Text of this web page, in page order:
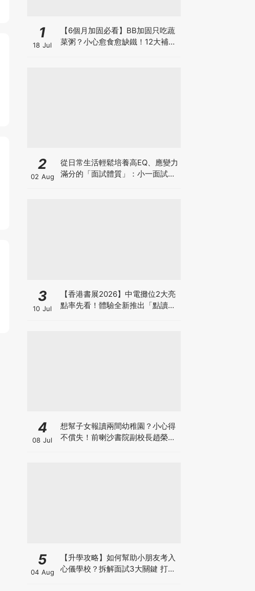
1
18 Jul
【6個月加固必看】BB加固只吃蔬
菜粥？小心愈食愈缺鐵！12大補鐵
2
02 Aug
從日常生活輕鬆培養高EQ、應變力
滿分的「面試體質」：小一面試最
3
10 Jul
【香港書展2026】中電攤位2大亮
點率先看！體驗全新推出「點讀故
4
08 Jul
想幫子女報讀兩間幼稚園？小心得
不償失！前喇沙書院副校長趙榮
5
04 Aug
【升學攻略】如何幫助小朋友考入
心儀學校？拆解面試3大關鍵 打好